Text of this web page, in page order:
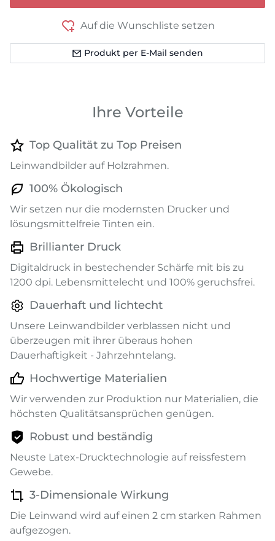
Auf die Wunschliste setzen
Produkt per E-Mail senden
Ihre Vorteile
Top Qualität zu Top Preisen
Leinwandbilder auf Holzrahmen.
100% Ökologisch
Wir setzen nur die modernsten Drucker und
lösungsmittelfreie Tinten ein.
Brillianter Druck
Digitaldruck in bestechender Schärfe mit bis zu
1200 dpi. Lebensmittelecht und 100% geruchsfrei.
Dauerhaft und lichtecht
Unsere Leinwandbilder verblassen nicht und
überzeugen mit ihrer überaus hohen
Dauerhaftigkeit - Jahrzehntelang.
Hochwertige Materialien
Wir verwenden zur Produktion nur Materialien, die
höchsten Qualitätsansprüchen genügen.
Robust und beständig
Neuste Latex-Drucktechnologie auf reissfestem
Gewebe.
3-Dimensionale Wirkung
Die Leinwand wird auf einen 2 cm starken Rahmen
aufgezogen.